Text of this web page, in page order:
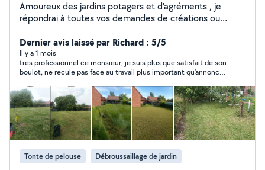
Amoureux des jardins potagers et d'agréments , je
répondrai à toutes vos demandes de créations ou
haies,nivellement de terrain, création de massif ,
engazonnement ,etc ...)Je suis électricien de formation ,
donc là c'est pareil , n'hésitez pas à me solliciter pour
installer vos spots ou vos prises , en installation
classique ou domotique , ainsi que vos tableaux
électriques. N'hésitez pas à me contacter si vous
souhaitez un travail abouti et soigné .
Dernier avis laissé par Richard : 5/5
Il y a 1 mois
tres professionnel ce monsieur, je suis plus que satisfait de son
boulot, ne recule pas face au travail plus important qu'annoncé.
Tonte de pelouse Débroussaillage de jardin